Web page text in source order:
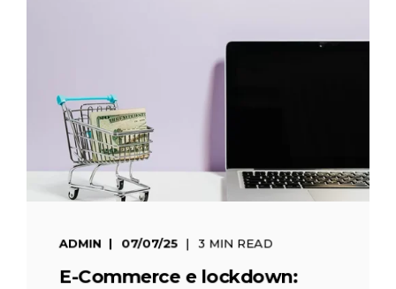
ADMIN 07/07/25 3 MIN READ
E-Commerce e lockdown: